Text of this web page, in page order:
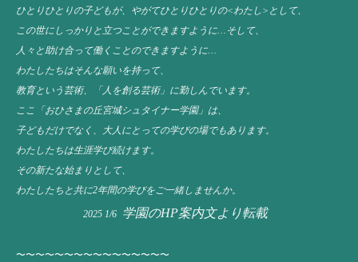
ひとりひとりの子どもが、やがてひとりひとりの<わたし>として、
この世にしっかりと立つことができますように…そして、
人々と助け合って働くことのできますように…
わたしたちはそんな願いを持って、
教育という芸術、「人を創る芸術」に勤しんでいます。
ここ「おひさまの丘宮城シュタイナー学園」は、
子どもだけでなく、大人にとっての学びの場でもあります。
わたしたちは生涯学び続けます。
その新たな始まりとして、
わたしたちと共に2年間の学びをご一緒しませんか。
2025 1/6 学園のHP案内文より転載
〜〜〜〜〜〜〜〜〜〜〜〜〜〜〜〜